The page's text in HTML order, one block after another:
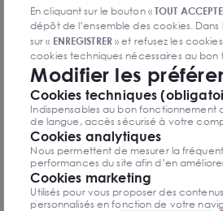
Diagnostics DPE en cours de
Indice d'émission de gaz à
Diagnostics GES en cours de
En cliquant sur le bouton «TOUT
dépôt de l’ensemble des cookies.
sur « ENREGISTRER» et refusez les
cookies techniques nécessaires au
seront déposés. Pour plus
la page«Protection des données à
personnel ».Lorsque vous naviguez
peut être amenée à déposer des
possibilité de désactiver les cookies, ces
valables que sur le navigateur que vous
Modifier les
Cookies techniques
Indispensables au bon fonctionnement
de langue, accès sécurisé à votre
Cookies analytiques
Nous permettent de mesurer la
performances du site afin d’en
Cookies marketing
Utilisés pour vous proposer des
personnalisés en fonction de votre